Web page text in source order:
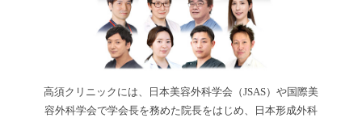
高須クリニックには、日本美容外科学会（JSAS）や国際美
容外科学会で学会長を務めた院長をはじめ、日本形成外科